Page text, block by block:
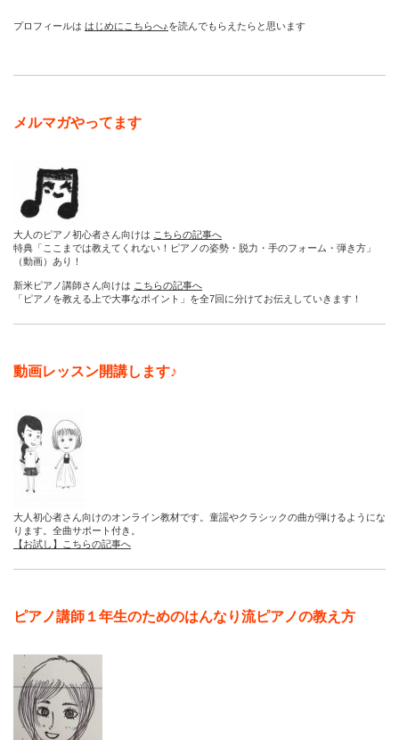
プロフィールは はじめにこちらへ♪を読んでもらえたらと思います
メルマガやってます
大人のピアノ初心者さん向けは こちらの記事へ
特典「ここまでは教えてくれない！ピアノの姿勢・脱力・手のフォーム・弾き方」
（動画）あり！
新米ピアノ講師さん向けは こちらの記事へ
「ピアノを教える上で大事なポイント」を全7回に分けてお伝えしていきます！
動画レッスン開講します♪
大人初心者さん向けのオンライン教材です。童謡やクラシックの曲が弾けるようにな
ります。全曲サポート付き。
【お試し】こちらの記事へ
ピアノ講師１年生のためのはんなり流ピアノの教え方